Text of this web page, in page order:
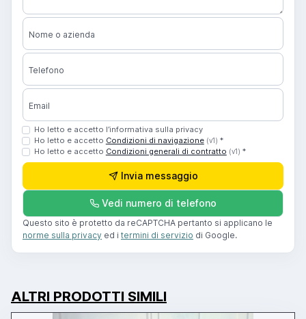
Nome o azienda
Telefono
Email
Ho letto e accetto l’informativa sulla privacy
Ho letto e accetto Condizioni di navigazione (v1) *
Ho letto e accetto Condizioni generali di contratto (v1) *
Invia messaggio
Vedi numero di telefono
Questo sito è protetto da reCAPTCHA pertanto si applicano le
norme sulla privacy ed i termini di servizio di Google.
ALTRI PRODOTTI SIMILI